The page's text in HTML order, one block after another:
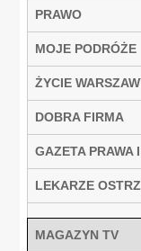
PRAWO
MOJE PODRÓŻE
ŻYCIE
DOBRA FIRMA
GAZETA PRAWA
LEKARZE
MAGAZYN TV